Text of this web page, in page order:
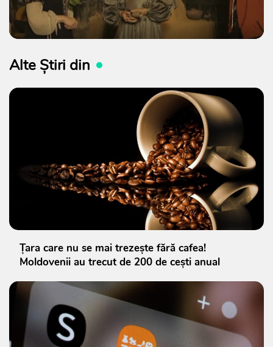
Alte Știri din
Țara care nu se mai trezește fără cafea!
Moldovenii au trecut de 200 de cești anual